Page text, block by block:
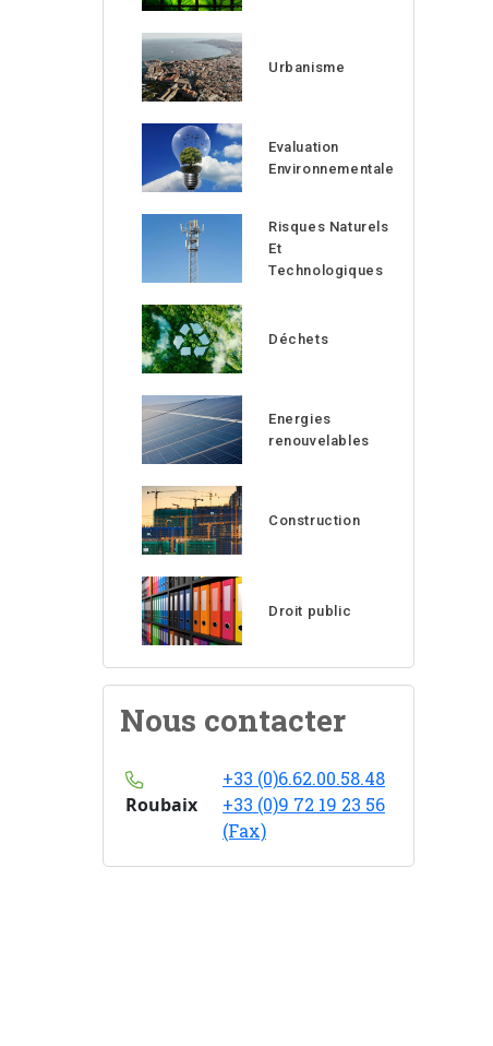
Urbanisme
Evaluation
Environnementale
Risques Naturels
Et
Technologiques
Déchets
Energies
renouvelables
Construction
Droit public
Nous contacter
Roubaix
+33 (0)6.62.00.58.48
+33 (0)9 72 19 23 56
(Fax)